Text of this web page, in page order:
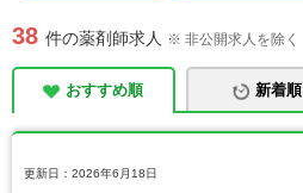
38 件の薬剤師求人 ※ 非公開求人を除く
おすすめ順 新着順
更新日：2026年6月18日